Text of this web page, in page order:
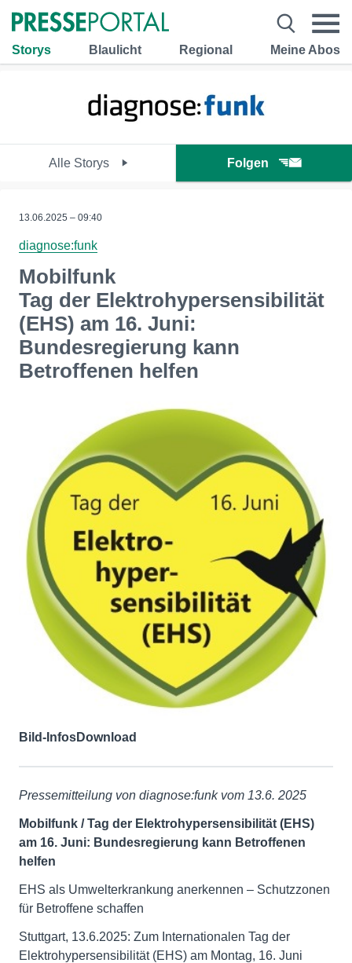
Storys Blaulicht Regional Meine Abos
Alle Storys Folgen
13.06.2025 – 09:40
diagnose:funk
Mobilfunk
Tag der Elektrohypersensibilität
(EHS) am 16. Juni:
Bundesregierung kann
Betroffenen helfen
Bild-InfosDownload
Pressemitteilung von diagnose:funk vom 13.6. 2025
Mobilfunk / Tag der Elektrohypersensibilität (EHS)
am 16. Juni: Bundesregierung kann Betroffenen
helfen
EHS als Umwelterkrankung anerkennen – Schutzzonen
für Betroffene schaffen
Stuttgart, 13.6.2025: Zum Internationalen Tag der
Elektrohypersensibilität (EHS) am Montag, 16. Juni